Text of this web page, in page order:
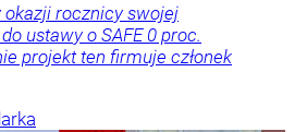
rocznicy swojej
ustawy o SAFE 0 proc.
projekt ten firmuje członek